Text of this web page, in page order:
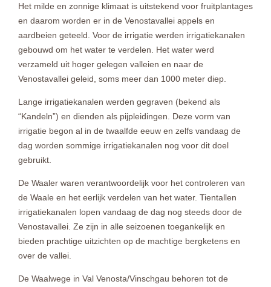
Het milde en zonnige klimaat is uitstekend voor fruitplantages
en daarom worden er in de Venostavallei appels en
aardbeien geteeld. Voor de irrigatie werden irrigatiekanalen
gebouwd om het water te verdelen. Het water werd
verzameld uit hoger gelegen valleien en naar de
Venostavallei geleid, soms meer dan 1000 meter diep.
Lange irrigatiekanalen werden gegraven (bekend als
“Kandeln”) en dienden als pijpleidingen. Deze vorm van
irrigatie begon al in de twaalfde eeuw en zelfs vandaag de
dag worden sommige irrigatiekanalen nog voor dit doel
gebruikt.
De Waaler waren verantwoordelijk voor het controleren van
de Waale en het eerlijk verdelen van het water. Tientallen
irrigatiekanalen lopen vandaag de dag nog steeds door de
Venostavallei. Ze zijn in alle seizoenen toegankelijk en
bieden prachtige uitzichten op de machtige bergketens en
over de vallei.
De Waalwege in Val Venosta/Vinschgau behoren tot de